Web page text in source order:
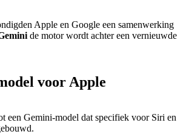
Apple en Google een samenwerking
de motor wordt achter een vernieuwde
voor Apple
een Gemini-model dat specifiek voor Siri en